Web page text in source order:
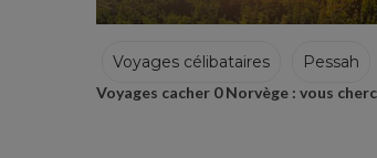
Voyages célibataires Pessah
Hiver
Voyages cacher 0 Norvège : vous